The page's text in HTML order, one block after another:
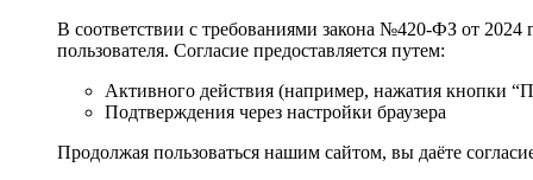
В соответствии с требованиями закона №420-ФЗ от 2024
пользователя. Согласие предоставляется путем:
Активного действия (например, нажатия кнопки
Подтверждения через настройки браузера
Продолжая пользоваться нашим сайтом, вы даёте